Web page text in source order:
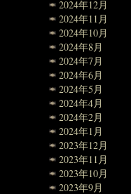
2024年12月
2024年11月
2024年10月
2024年8月
2024年7月
2024年6月
2024年5月
2024年4月
2024年2月
2024年1月
2023年12月
2023年11月
2023年10月
2023年9月